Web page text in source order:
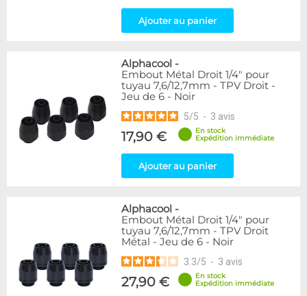
Ajouter au panier
Alphacool -
Embout Métal Droit 1/4" pour
tuyau 7,6/12,7mm - TPV Droit -
Jeu de 6 - Noir
5/5 - 3 avis
17,90 €
En stock
Expédition immédiate
Ajouter au panier
Alphacool -
Embout Métal Droit 1/4" pour
tuyau 7,6/12,7mm - TPV Droit
Métal - Jeu de 6 - Noir
3.3/5 - 3 avis
27,90 €
En stock
Expédition immédiate